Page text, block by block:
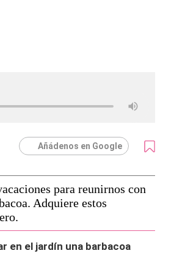
Añádenos en Google
para reunirnos con
Adquiere estos
en el jardín una barbacoa